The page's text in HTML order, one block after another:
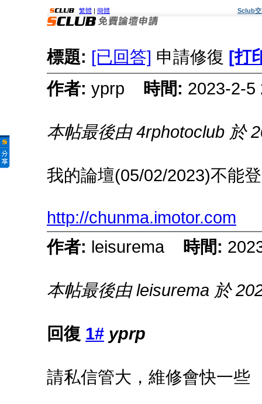
繁體 | 簡體 Sclub交
標題: [已回答] 申請修復 [打
作者: yprp 時間: 2023-
本帖最後由 4rphotoclub 於
我的論壇(05/02/2023)不能
http://chunma.imotor.com
作者: leisurema 時間:
本帖最後由 leisurema 於
回復 1# yprp
請私信管大，維修會快一些